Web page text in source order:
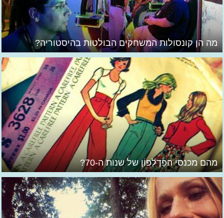
מה הן קונסולות המשחקים הבולטות בהיסטוריה?
מהם מכנסי הפָּדֶלֶפוֹן של שנות ה-70?